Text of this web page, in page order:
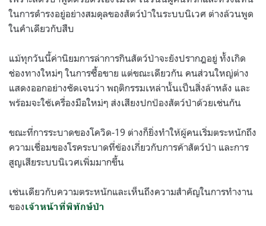
ในการดำรงอยู่อย่างสมดุลของสัตว์ป่าในระบบนิเวศ ต่างล้วนพูด
ในคำเดียวกับสืบ
แม้ทุกวันนี้ค่านิยมการล่าการกินสัตว์ป่าจะยังปรากฎอยู่ ทั้งเกิด
ช่องทางใหม่ๆ ในการซื้อขาย แต่ขณะเดียวกัน คนส่วนใหญ่ต่าง
แสดงออกอย่างชัดเจนว่า พฤติกรรมเหล่านั้นเป็นสิ่งล้าหลัง และ
พร้อมจะใช้เครื่องมือใหม่ๆ ส่งเสียงปกป้องสัตว์ป่าด้วยเช่นกัน
ขณะที่การระบาดของโควิด-19 ต่างก็ยิ่งทำให้ผู้คนเริ่มตระหนักถึง
ความเชื่อมของโรคระบาดที่ข้องเกี่ยวกับการค้าสัตว์ป่า และการ
สูญเสียระบบนิเวศเพิ่มมากขึ้น
เช่นเดียวกับความตระหนักและเห็นถึงความสำคัญในการทำงาน
ของเจ้าหน้าที่พิทักษ์ป่า